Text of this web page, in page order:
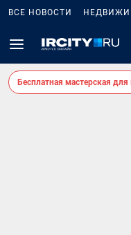
ВСЕ НОВОСТИ
Бесплатная мастерская